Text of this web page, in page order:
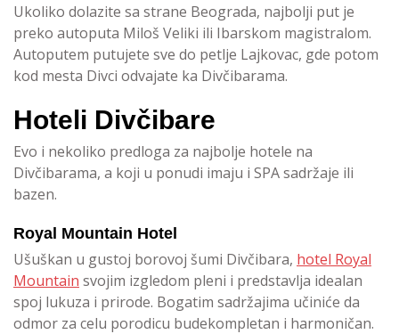
Ukoliko dolazite sa strane Beograda, najbolji put je
preko autoputa Miloš Veliki ili Ibarskom magistralom.
Autoputem putujete sve do petlje Lajkovac, gde potom
kod mesta Divci odvajate ka Divčibarama.
Hoteli Divčibare
Evo i nekoliko predloga za najbolje hotele na
Divčibarama, a koji u ponudi imaju i SPA sadržaje ili
bazen.
Royal Mountain Hotel
Ušuškan u gustoj borovoj šumi Divčibara, hotel Royal
Mountain svojim izgledom pleni i predstavlja idealan
spoj lukuza i prirode. Bogatim sadržajima učiniće da
odmor za celu porodicu budekompletan i harmoničan.